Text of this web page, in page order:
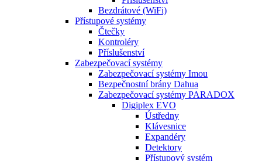
Bezdrátové (WiFi)
Přístupové systémy
Čtečky
Kontroléry
Příslušenství
Zabezpečovací systémy
Zabezpečovací systémy Imou
Bezpečnostní brány Dahua
Zabezpečovací systémy PARADOX
Digiplex EVO
Ústředny
Klávesnice
Expandéry
Detektory
Přístupový systém